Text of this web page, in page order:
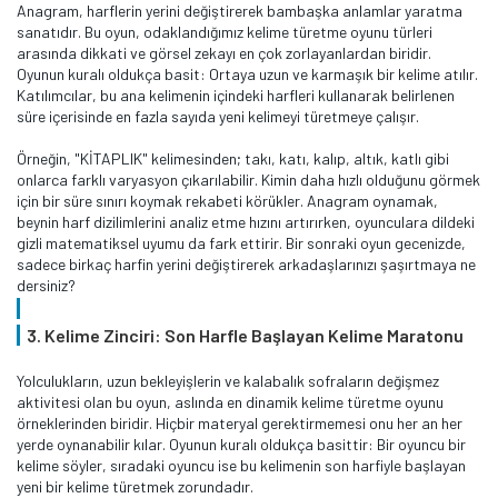
Anagram, harflerin yerini değiştirerek bambaşka anlamlar yaratma
sanatıdır. Bu oyun, odaklandığımız kelime türetme oyunu türleri
arasında dikkati ve görsel zekayı en çok zorlayanlardan biridir.
Oyunun kuralı oldukça basit: Ortaya uzun ve karmaşık bir kelime atılır.
Katılımcılar, bu ana kelimenin içindeki harfleri kullanarak belirlenen
süre içerisinde en fazla sayıda yeni kelimeyi türetmeye çalışır.
Örneğin, "KİTAPLIK" kelimesinden; takı, katı, kalıp, altık, katlı gibi
onlarca farklı varyasyon çıkarılabilir. Kimin daha hızlı olduğunu görmek
için bir süre sınırı koymak rekabeti körükler. Anagram oynamak,
beynin harf dizilimlerini analiz etme hızını artırırken, oyunculara dildeki
gizli matematiksel uyumu da fark ettirir. Bir sonraki oyun gecenizde,
sadece birkaç harfin yerini değiştirerek arkadaşlarınızı şaşırtmaya ne
dersiniz?
3. Kelime Zinciri: Son Harfle Başlayan Kelime Maratonu
Yolculukların, uzun bekleyişlerin ve kalabalık sofraların değişmez
aktivitesi olan bu oyun, aslında en dinamik kelime türetme oyunu
örneklerinden biridir. Hiçbir materyal gerektirmemesi onu her an her
yerde oynanabilir kılar. Oyunun kuralı oldukça basittir: Bir oyuncu bir
kelime söyler, sıradaki oyuncu ise bu kelimenin son harfiyle başlayan
yeni bir kelime türetmek zorundadır.